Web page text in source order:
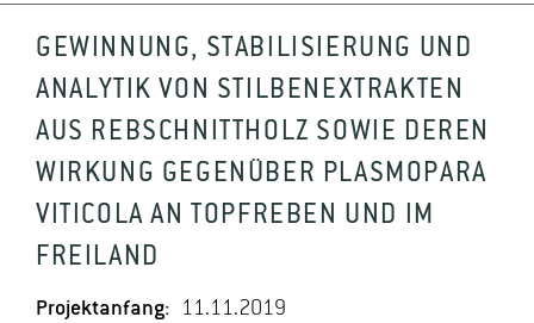
GEWINNUNG, STABILISIERUNG UND
ANALYTIK VON STILBENEXTRAKTEN
AUS REBSCHNITTHOLZ SOWIE DEREN
WIRKUNG GEGENÜBER PLASMOPARA
VITICOLA AN TOPFREBEN UND IM
FREILAND
Projektanfang: 11.11.2019